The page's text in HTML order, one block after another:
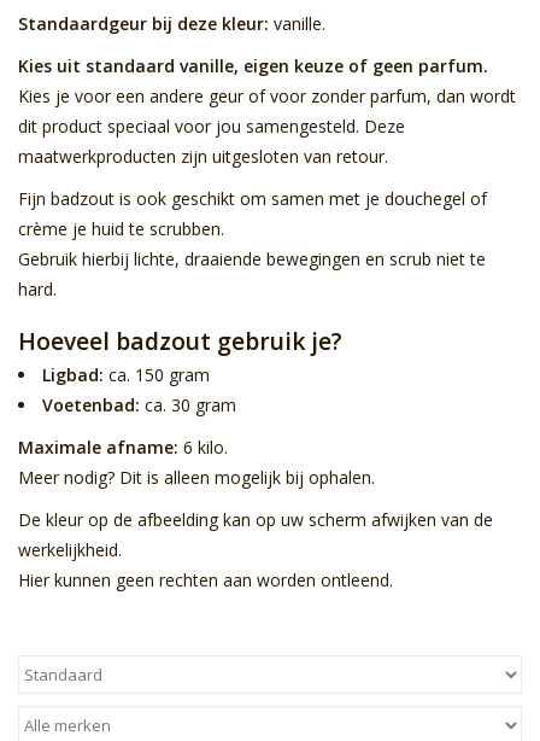
Verpakking
Reviews
Women's Collection
Blogs
Contact
Standaardgeur bij deze kleur: vanille.
Kies uit standaard vanille, eigen keuze of geen parfum.
Kies je voor een andere geur of voor zonder parfum, dan wordt
dit product speciaal voor jou samengesteld. Deze
maatwerkproducten zijn uitgesloten van retour.
Fijn badzout is ook geschikt om samen met je douchegel of
crème je huid te scrubben.
Gebruik hierbij lichte, draaiende bewegingen en scrub niet te
hard.
Hoeveel badzout gebruik je?
Ligbad: ca. 150 gram
Voetenbad: ca. 30 gram
Maximale afname: 6 kilo.
Meer nodig? Dit is alleen mogelijk bij ophalen.
De kleur op de afbeelding kan op uw scherm afwijken van de
werkelijkheid.
Hier kunnen geen rechten aan worden ontleend.